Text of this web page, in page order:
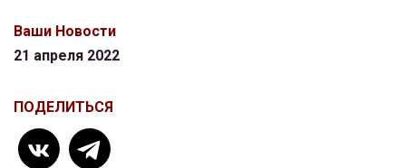
Ваши Новости
21 апреля 2022
ПОДЕЛИТЬСЯ